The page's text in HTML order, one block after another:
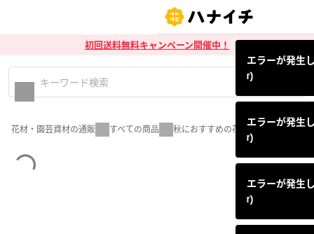
初回送料無料キャンペーン開催中！
花材・園芸資材の通販 すべての商品 秋におすすめの花材
エラーが発生
r)
エラーが発生
r)
エラーが発生
r)